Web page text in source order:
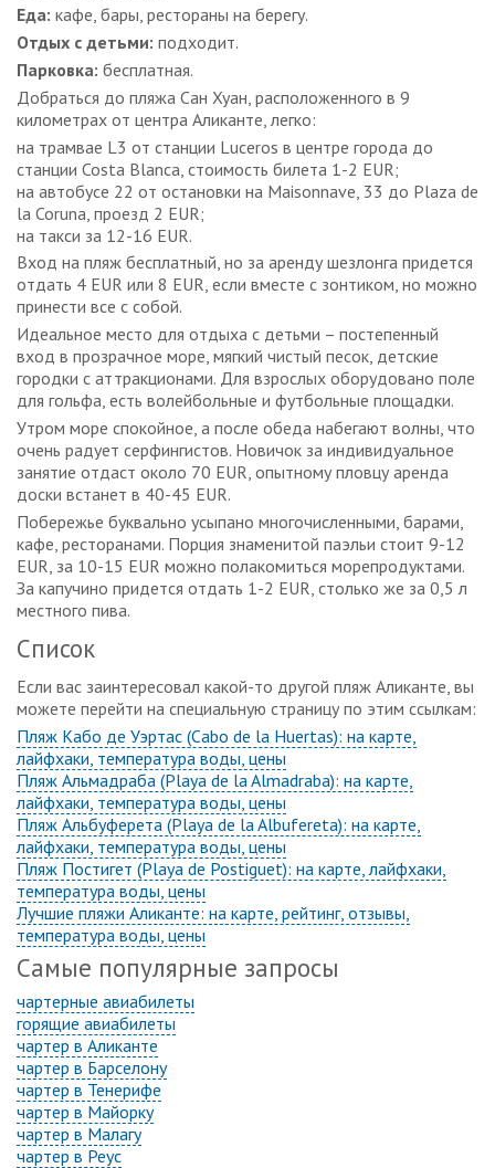
Еда: кафе, бары, рестораны на берегу.
Отдых с детьми: подходит.
Парковка: бесплатная.
Добраться до пляжа Сан Хуан, расположенного в 9
километрах от центра Аликанте, легко:
на трамвае L3 от станции Luceros в центре города до
станции Costa Blanca, стоимость билета 1-2 EUR;
на автобусе 22 от остановки на Maisonnave, 33 до Plaza de
la Coruna, проезд 2 EUR;
на такси за 12-16 EUR.
Вход на пляж бесплатный, но за аренду шезлонга придется
отдать 4 EUR или 8 EUR, если вместе с зонтиком, но можно
принести все с собой.
Идеальное место для отдыха с детьми – постепенный
вход в прозрачное море, мягкий чистый песок, детские
городки с аттракционами. Для взрослых оборудовано поле
для гольфа, есть волейбольные и футбольные площадки.
Утром море спокойное, а после обеда набегают волны, что
очень радует серфингистов. Новичок за индивидуальное
занятие отдаст около 70 EUR, опытному пловцу аренда
доски встанет в 40-45 EUR.
Побережье буквально усыпано многочисленными, барами,
кафе, ресторанами. Порция знаменитой паэльи стоит 9-12
EUR, за 10-15 EUR можно полакомиться морепродуктами.
За капучино придется отдать 1-2 EUR, столько же за 0,5 л
местного пива.
Список
Если вас заинтересовал какой-то другой пляж Аликанте, вы
можете перейти на специальную страницу по этим ссылкам:
Пляж Кабо де Уэртас (Cabo de la Huertas): на карте,
лайфхаки, температура воды, цены
Пляж Альмадраба (Playa de la Almadraba): на карте,
лайфхаки, температура воды, цены
Пляж Альбуферета (Playa de la Albufereta): на карте,
лайфхаки, температура воды, цены
Пляж Постигет (Playa de Postiguet): на карте, лайфхаки,
температура воды, цены
Лучшие пляжи Аликанте: на карте, рейтинг, отзывы,
температура воды, цены
Самые популярные запросы
чартерные авиабилеты
горящие авиабилеты
чартер в Аликанте
чартер в Барселону
чартер в Тенерифе
чартер в Майорку
чартер в Малагу
чартер в Реус